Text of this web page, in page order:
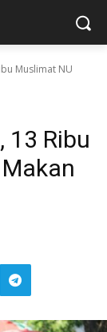
Muslimat NU
13 Ribu